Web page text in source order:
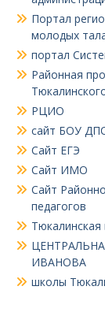
Портал
молодых
портал
Районная
РЦИО
сайт БОУ
Сайт ЕГЭ
Сайт ИМО
Сайт
педагогов
Тюкалинская
ИВАНОВА
школы